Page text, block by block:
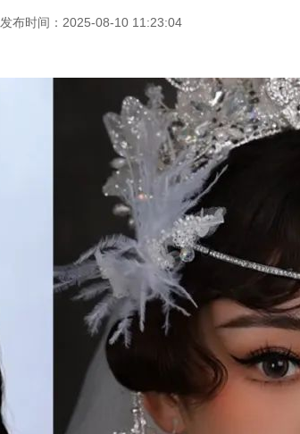
发布时间：2025-08-10 11:23:04